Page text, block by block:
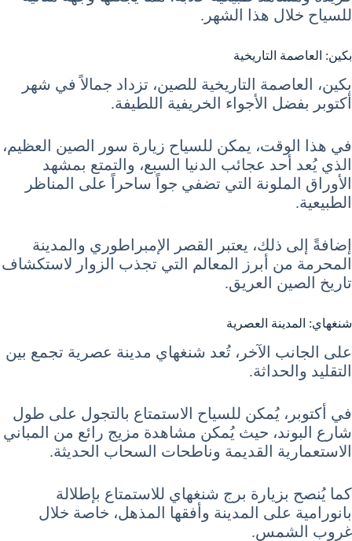
للسياح خلال هذا الشهر.
بكين: العاصمة التاريخية
بكين، العاصمة التاريخية للصين، تزداد جمالاً في شهر
أكتوبر بفضل الأجواء الخريفية اللطيفة.
في هذا الوقت، يمكن للسياح زيارة سور الصين العظيم،
الذي يُعد أحد عجائب الدنيا السبع، والتمتع بمشهد
الأوراق الملونة التي تضفي جواً ساحراً على المناظر
الطبيعية.
إضافةً إلى ذلك، يعتبر القصر الإمبراطوري والمدينة
المحرمة من أبرز المعالم التي تجذب الزوار لاستكشاف
تاريخ الصين العريق.
شنغهاي: المدينة العصرية
على الجانب الآخر، تُعد شنغهاي مدينة عصرية تجمع بين
التقليد والحداثة.
في أكتوبر، يُمكن للسياح الاستمتاع بالتجول على طول
شارع البوند، حيث يُمكن مشاهدة مزيج رائع من المباني
الاستعمارية القديمة وناطحات السحاب الحديثة.
كما يُنصح بزيارة برج شنغهاي للاستمتاع بإطلالة
بانورامية على المدينة وأفقها المذهل، خاصة خلال
غروب الشمس.